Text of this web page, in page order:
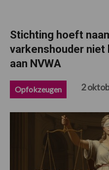
Stichting hoeft
varkenshouder niet
aan NVWA
Opfokzeugen 2